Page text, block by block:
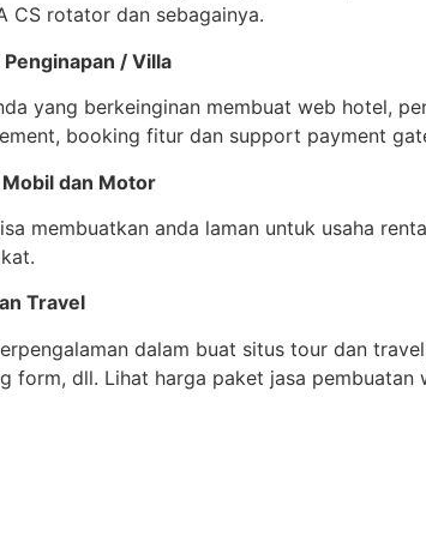
CS rotator dan sebagainya.
/ Villa
yang berkeinginan membuat web hotel,
booking fitur dan support payment
Mobil dan Motor
membuatkan anda laman untuk usaha
Travel
dalam buat situs tour dan
form, dll. Lihat harga paket jasa pembuatan